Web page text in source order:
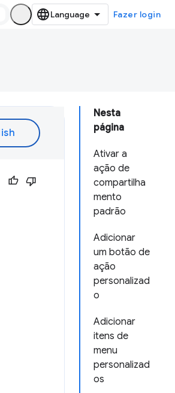
Fazer login
Nesta
página
Ativar a
ação de
compartilha
mento
padrão
Adicionar
um botão de
ação
personalizad
o
Adicionar
itens de
menu
personalizad
os